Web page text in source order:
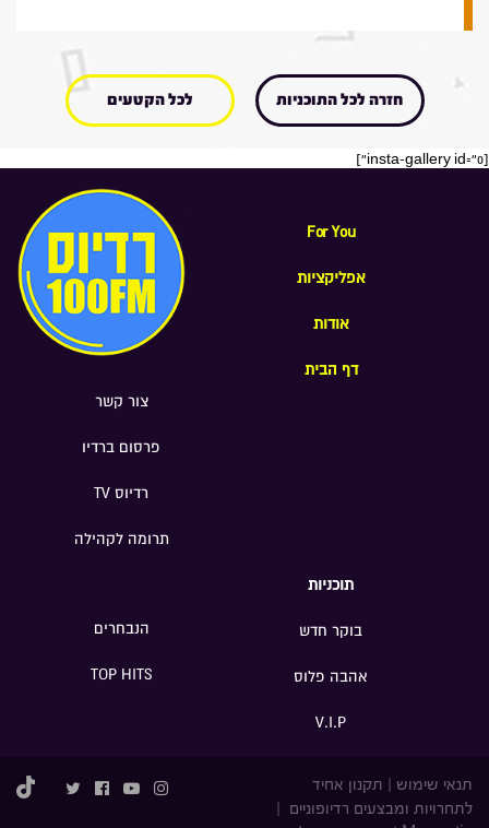
חזרה לכל התוכניות לכל הקטעים
[insta-gallery id="0"]
For You
אפליקציות
אודות
דף הבית
צור קשר
פרסום ברדיו
רדיוס TV
תרומה לקהילה
תוכניות
בוקר חדש
אהבה פלוס
V.I.P
הנבחרים
TOP HITS
תנאי שימוש
תקנון אחיד
לתחרויות ומבצעים רדיופוניים